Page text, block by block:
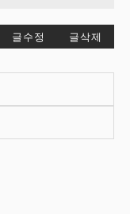
글수정 글삭제